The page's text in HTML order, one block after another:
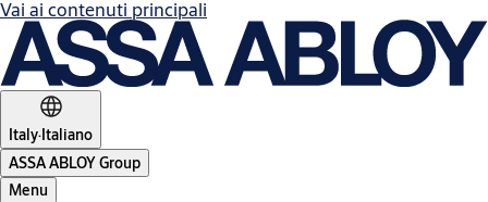
Vai ai contenuti principali
Italy·Italiano
ASSA ABLOY Group
Menu